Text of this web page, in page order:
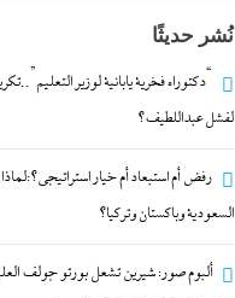
نُشر حديثًا
“دكتوراه فخرية يابانية لوزير
لفشل عبداللطيف؟
رفض أم استبعاد أم خيار
السعودية وباكستان وتركيا؟
ألبوم صور: شيرين تشعل بورتو جولف